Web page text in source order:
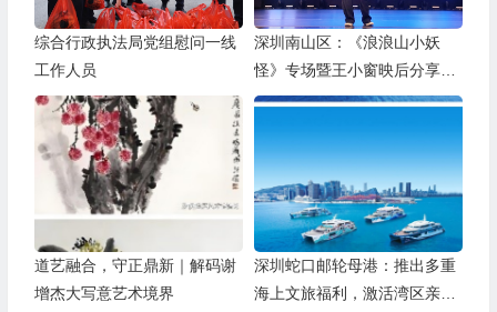
综合行政执法局党组慰问一线
工作人员
深圳南山区：《浪浪山小妖
怪》专场暨王小窗映后分享会
举办
道艺融合，守正鼎新｜解码谢
增杰大写意艺术境界
深圳蛇口邮轮母港：推出多重
海上文旅福利，激活湾区亲子